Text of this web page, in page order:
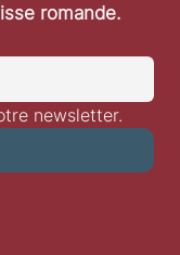
romande.
newsletter.